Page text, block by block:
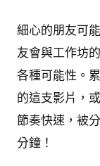
細心的朋友可
友會與工作坊
各種可能性。
的這支影片，
節奏快速，被
分鐘！